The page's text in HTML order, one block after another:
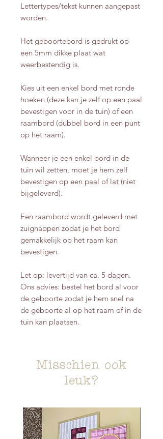
Lettertypes/tekst kunnen aangepast
worden.
Het geboortebord is gedrukt op
een 5mm dikke plaat wat
weerbestendig is.
Kies uit een enkel bord met ronde
hoeken (deze kan je zelf op een paal
bevestigen voor in de tuin) of een
raambord (dubbel bord in een punt
op het raam).
Wanneer je een enkel bord in de
tuin wil zetten, moet je hem zelf
bevestigen op een paal of lat (niet
bijgeleverd).
Een raambord wordt geleverd met
zuignappen zodat je het bord
gemakkelijk op het raam kan
bevestigen.
Let op: levertijd van ca. 5 dagen.
Ons advies: bestel het bord al voor
de geboorte zodat je hem snel na
de geboorte al op het raam of in de
tuin kan plaatsen.
Misschien ook
leuk?